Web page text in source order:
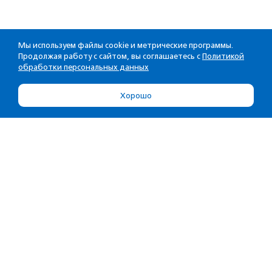
Мы используем файлы cookie и метрические программы.
Продолжая работу с сайтом, вы соглашаетесь с Политикой
обработки персональных данных
Хорошо